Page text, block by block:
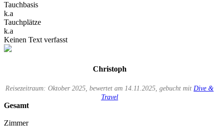
Tauchbasis
k.a
Tauchplätze
k.a
Keinen Text verfasst
Christoph
Reisezeitraum: Oktober 2025, bewertet am 14.11.2025, gebucht mit Dive &
Travel
Gesamt
Zimmer